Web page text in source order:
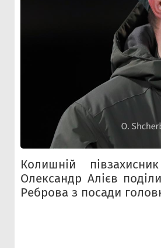
Колишній
Олександр Алієв
Реброва з посади